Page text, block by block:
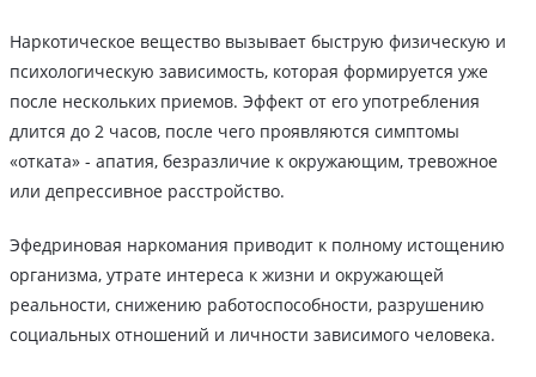
Наркотическое вещество вызывает быструю физическую и
психологическую зависимость, которая формируется уже
после нескольких приемов. Эффект от его употребления
длится до 2 часов, после чего проявляются симптомы
«отката» - апатия, безразличие к окружающим, тревожное
или депрессивное расстройство.
Эфедриновая наркомания приводит к полному истощению
организма, утрате интереса к жизни и окружающей
реальности, снижению работоспособности, разрушению
социальных отношений и личности зависимого человека.